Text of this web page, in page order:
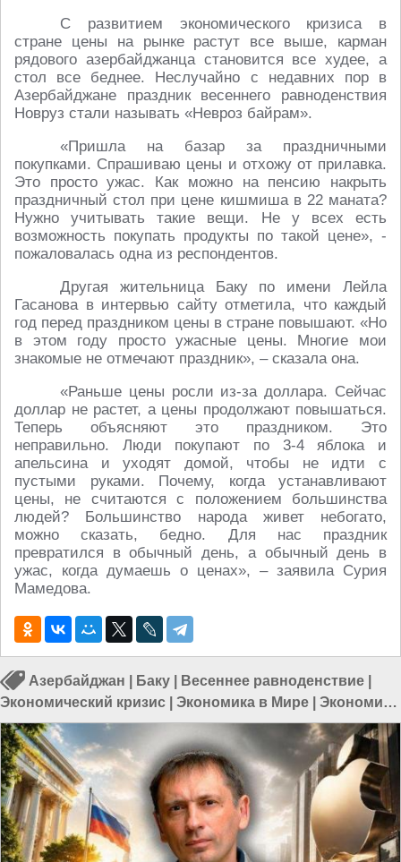
С развитием экономического кризиса в
стране цены на рынке растут все выше, карман
рядового азербайджанца становится все худее, а
стол все беднее. Неслучайно с недавних пор в
Азербайджане праздник весеннего равноденствия
Новруз стали называть «Невроз байрам».
«Пришла на базар за праздничными
покупками. Спрашиваю цены и отхожу от прилавка.
Это просто ужас. Как можно на пенсию накрыть
праздничный стол при цене кишмиша в 22 маната?
Нужно учитывать такие вещи. Не у всех есть
возможность покупать продукты по такой цене», -
пожаловалась одна из респондентов.
Другая жительница Баку по имени Лейла
Гасанова в интервью сайту отметила, что каждый
год перед праздником цены в стране повышают. «Но
в этом году просто ужасные цены. Многие мои
знакомые не отмечают праздник», – сказала она.
«Раньше цены росли из-за доллара. Сейчас
доллар не растет, а цены продолжают повышаться.
Теперь объясняют это праздником. Это
неправильно. Люди покупают по 3-4 яблока и
апельсина и уходят домой, чтобы не идти с
пустыми руками. Почему, когда устанавливают
цены, не считаются с положением большинства
людей? Большинство народа живет небогато,
можно сказать, бедно. Для нас праздник
превратился в обычный день, а обычный день в
ужас, когда думаешь о ценах», – заявила Сурия
Мамедова.
Азербайджан Баку Весеннее равноденствие
Экономический кризис
Экономика в Мире
Экономика
в Азии|Кризисы в мире|Экономические кризисы в
мире